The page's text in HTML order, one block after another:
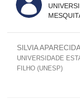
SILVIA
UNIVERSIDADE
FILHO (UNESP)